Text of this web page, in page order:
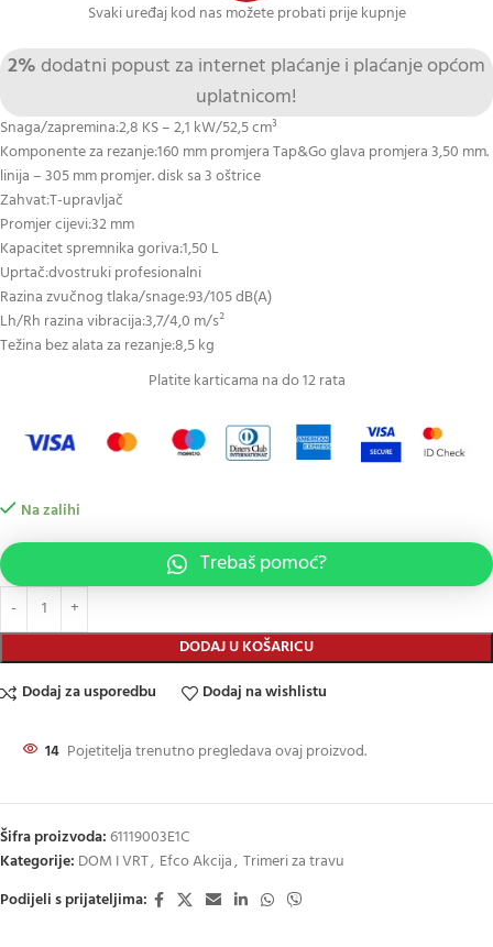
Svaki uređaj kod nas možete probati prije kupnje
2% dodatni popust za internet plaćanje i plaćanje općom
uplatnicom!
Snaga/zapremina:2,8 KS – 2,1 kW/52,5 cm³
Komponente za rezanje:160 mm promjera Tap&Go glava promjera 3,50 mm.
linija – 305 mm promjer. disk sa 3 oštrice
Zahvat:T-upravljač
Promjer cijevi:32 mm
Kapacitet spremnika goriva:1,50 L
Uprtač:dvostruki profesionalni
Razina zvučnog tlaka/snage:93/105 dB(A)
Lh/Rh razina vibracija:3,7/4,0 m/s²
Težina bez alata za rezanje:8,5 kg
Platite karticama na do 12 rata
Na zalihi
DODAJ U KOŠARICU
Trebaš pomoć?
Dodaj za usporedbu Dodaj na wishlistu
14 Pojetitelja trenutno pregledava ovaj proizvod.
Šifra proizvoda:61119003E1C
Kategorije: DOM I VRT, Efco Akcija, Trimeri za travu
Podijeli s prijateljima: